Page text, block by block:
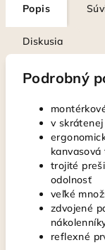
Popis
Diskusia
Podrobný
v
trojité
odolnosť
veľké
zdvojené
reflexné